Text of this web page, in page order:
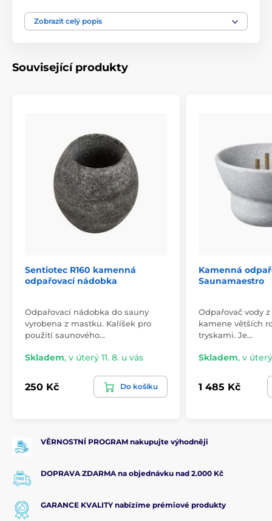
Je skutečně univerzální a lze jej použít pro mnoho
aplikací, jako je například aroma koupel, bylinná
Scent Trophy, vyrobený ze speciálního žáruvzdorného
křemenného skla s přesně řezaným otočným
nebo jemnější odpařovací efekt.
Naplňte misku saunovými esencemi nebo éterickými
oleji již při spuštění saunování a nechte ji naplnit
příjemnou vůní po celou dobu koupání.
Prozkoumejte více příležitostí – vyzkoušejte přiložené
originální himalájské solné kameny k obohacení
vzduchu ionty soli.
Zobrazit celý popis
Související produkty
Sentiotec R160 kamenná
odpařovací nádobka
Odpařovací nádobka do sauny
vyrobena z mastku. Kalíšek pro
použití saunového…
Skladem, v úterý 11. 8. u vás
250 Kč Do košíku
Kamenná
Saunamaestro
Odpařovač vody
kamene větších
tryskami. Je…
Skladem, v úterý
1 485 Kč
VĚRNOSTNÍ PROGRAM nakupujte výhodněji
DOPRAVA ZDARMA na objednávku nad 2.000 Kč
GARANCE KVALITY nabízíme prémiové produkty